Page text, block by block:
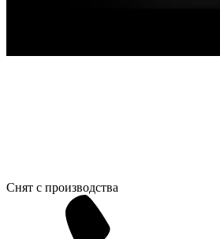
Снят с производства